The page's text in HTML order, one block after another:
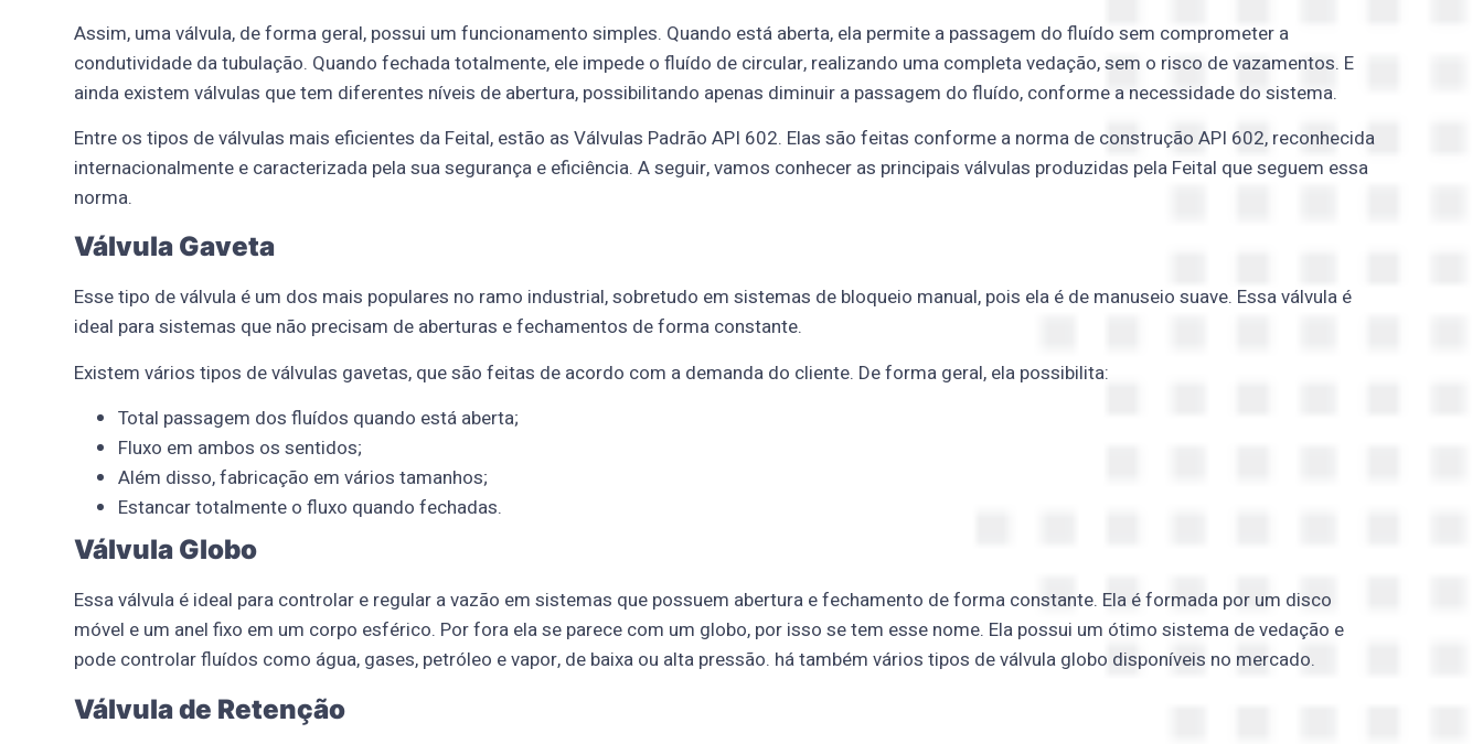
Assim, uma válvula, de forma geral, possui um funcionamento simples. Quando está aberta, ela permite a passagem do fluído sem comprometer a
condutividade da tubulação. Quando fechada totalmente, ele impede o fluído de circular, realizando uma completa vedação, sem o risco de vazamentos. E
ainda existem válvulas que tem diferentes níveis de abertura, possibilitando apenas diminuir a passagem do fluído, conforme a necessidade do sistema.
Entre os tipos de válvulas mais eficientes da Feital, estão as Válvulas Padrão API 602. Elas são feitas conforme a norma de construção API 602, reconhecida
internacionalmente e caracterizada pela sua segurança e eficiência. A seguir, vamos conhecer as principais válvulas produzidas pela Feital que seguem essa
norma.
Válvula Gaveta
Esse tipo de válvula é um dos mais populares no ramo industrial, sobretudo em sistemas de bloqueio manual, pois ela é de manuseio suave. Essa válvula é
ideal para sistemas que não precisam de aberturas e fechamentos de forma constante.
Existem vários tipos de válvulas gavetas, que são feitas de acordo com a demanda do cliente. De forma geral, ela possibilita:
Total passagem dos fluídos quando está aberta;
Fluxo em ambos os sentidos;
Além disso, fabricação em vários tamanhos;
Estancar totalmente o fluxo quando fechadas.
Válvula Globo
Essa válvula é ideal para controlar e regular a vazão em sistemas que possuem abertura e fechamento de forma constante. Ela é formada por um disco
móvel e um anel fixo em um corpo esférico. Por fora ela se parece com um globo, por isso se tem esse nome. Ela possui um ótimo sistema de vedação e
pode controlar fluídos como água, gases, petróleo e vapor, de baixa ou alta pressão. há também vários tipos de válvula globo disponíveis no mercado.
Válvula de Retenção